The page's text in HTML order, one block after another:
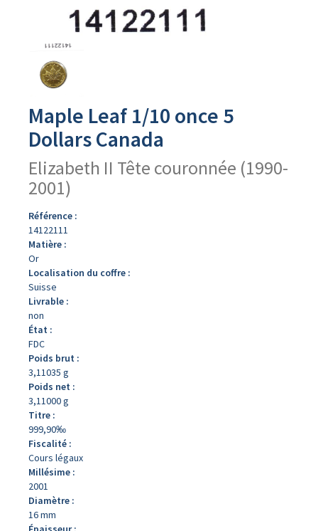
produit
Maple Leaf 1/10 once 5
Dollars Canada
Elizabeth II Tête couronnée (1990-
2001)
Référence :
14122111
Matière :
Or
Localisation du coffre :
Suisse
Livrable :
non
État :
FDC
Poids brut :
3,11035 g
Poids net :
3,11000 g
Titre :
999,90‰
Fiscalité :
Cours légaux
Millésime :
2001
Diamètre :
16 mm